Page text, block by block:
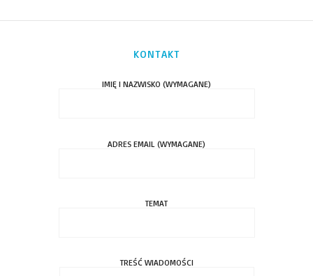
KONTAKT
IMIĘ I NAZWISKO (WYMAGANE)
ADRES EMAIL (WYMAGANE)
TEMAT
TREŚĆ WIADOMOŚCI